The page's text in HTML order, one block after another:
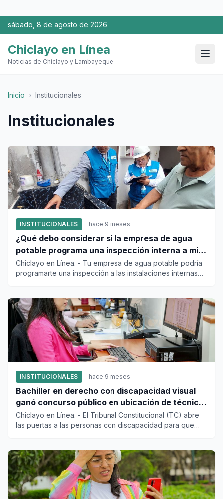
sábado, 8 de agosto de 2026
Chiclayo en Línea
Noticias de Chiclayo y Lambayeque
Inicio › Institucionales
Institucionales
INSTITUCIONALES hace 9 meses
¿Qué debo considerar si la empresa de agua
potable programa una inspección interna a mi
domicilio?
Chiclayo en Línea. - Tu empresa de agua potable podría
programarte una inspección a las instalaciones internas
INSTITUCIONALES hace 9 meses
Bachiller en derecho con discapacidad visual
ganó concurso público en ubicación de técnico
en abogacía en el TC
Chiclayo en Línea. - El Tribunal Constitucional (TC) abre
las puertas a las personas con discapacidad para que